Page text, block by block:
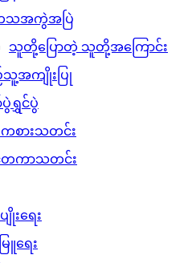
အကွဲအပြဲ
သူတို့ပြောတဲ့ သူတို့အကြောင်း
သူ့အကျိုးပြု
ပွဲရွှင်ပွဲ
ကစားသတင်း
တကာသတင်း
းရေး
ြူရေး